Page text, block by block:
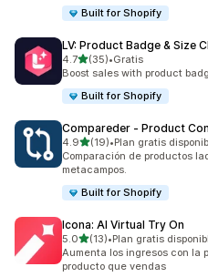
Built for Shopify
LV: Product Badge & Size
4.7de 5 estrellas
(35)
35 reseñas en total
•Gratis
Boost sales with product
Built for Shopify
Compareder ‑ Product
4.9de 5 estrellas
(19)
19 reseñas en total
•Plan gratis
Comparación de productos
metacampos.
Built for Shopify
Icona: AI Virtual Try On
5.0de 5 estrellas
(13)
13 reseñas en total
•Plan gratis
Aumenta los ingresos con la
producto que vendas